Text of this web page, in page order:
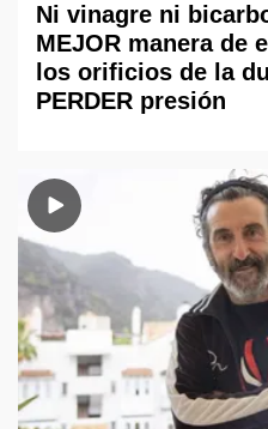
Ni vinagre ni
MEJOR manera de
los orificios de la
PERDER presión